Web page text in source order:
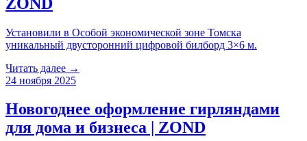
Установили в Особой экономической зоне Томска
уникальный двусторонний цифровой билборд 3×6 м.
Читать далее →
24 ноября 2025
Новогоднее оформление гирляндами
для дома и бизнеса | ZOND